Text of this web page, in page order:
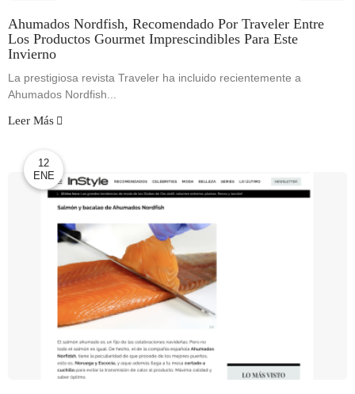
Ahumados Nordfish, Recomendado Por Traveler Entre
Los Productos Gourmet Imprescindibles Para Este
Invierno
La prestigiosa revista Traveler ha incluido recientemente a
Ahumados Nordfish...
Leer Más
12
ENE